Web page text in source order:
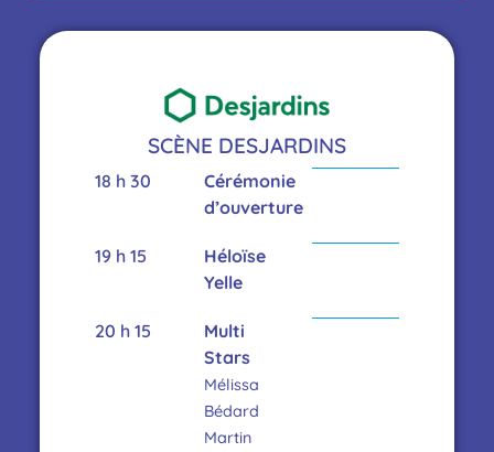
SCÈNE DESJARDINS
18 h 30
Cérémonie
d’ouverture
19 h 15
Héloïse
Yelle
20 h 15
Multi
Stars
Mélissa
Bédard
Martin